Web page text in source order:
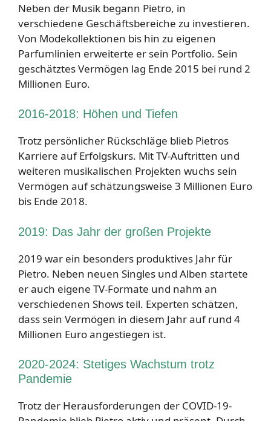
Neben der Musik begann Pietro, in
verschiedene Geschäftsbereiche zu investieren.
Von Modekollektionen bis hin zu eigenen
Parfumlinien erweiterte er sein Portfolio. Sein
geschätztes Vermögen lag Ende 2015 bei rund 2
Millionen Euro.
2016-2018: Höhen und Tiefen
Trotz persönlicher Rückschläge blieb Pietros
Karriere auf Erfolgskurs. Mit TV-Auftritten und
weiteren musikalischen Projekten wuchs sein
Vermögen auf schätzungsweise 3 Millionen Euro
bis Ende 2018.
2019: Das Jahr der großen Projekte
2019 war ein besonders produktives Jahr für
Pietro. Neben neuen Singles und Alben startete
er auch eigene TV-Formate und nahm an
verschiedenen Shows teil. Experten schätzen,
dass sein Vermögen in diesem Jahr auf rund 4
Millionen Euro angestiegen ist.
2020-2024: Stetiges Wachstum trotz
Pandemie
Trotz der Herausforderungen der COVID-19-